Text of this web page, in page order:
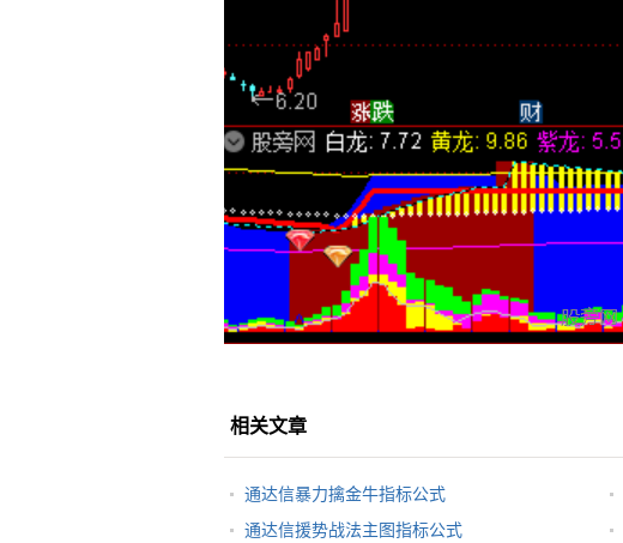
相关文章
通达信暴力擒金牛指标公式
通达信援势战法主图指标公式